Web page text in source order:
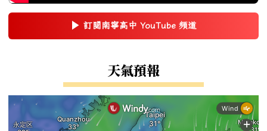
▶ 訂閱南寧高中 YouTube 頻道
(另開新視窗)
天氣預報